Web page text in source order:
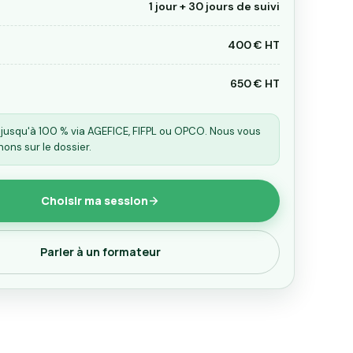
1 jour+ 30 jours de suivi
400 € HT
650 € HT
100 % via AGEFICE, FIFPL ou OPCO. Nous vous
sur le dossier.
Choisir ma session
Parler à un formateur